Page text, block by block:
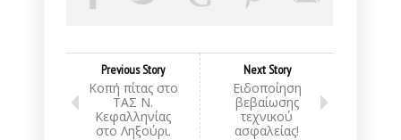
Previous Story
Κοπή πίτας στο
ΤΑΣ Ν.
Κεφαλληνίας
στο Ληξούρι.
Next Story
Ειδοποίηση
βεβαίωσης
τεχνικού
ασφαλείας!